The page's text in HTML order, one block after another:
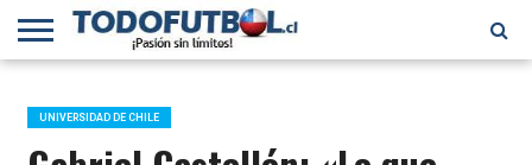
PRIMERA
B
SELECCIÓN
CHILENA
CHILENOS
EN EL
MUNDO
FÚTBOL
INTERNACIONAL
UNIVERSIDAD DE CHILE